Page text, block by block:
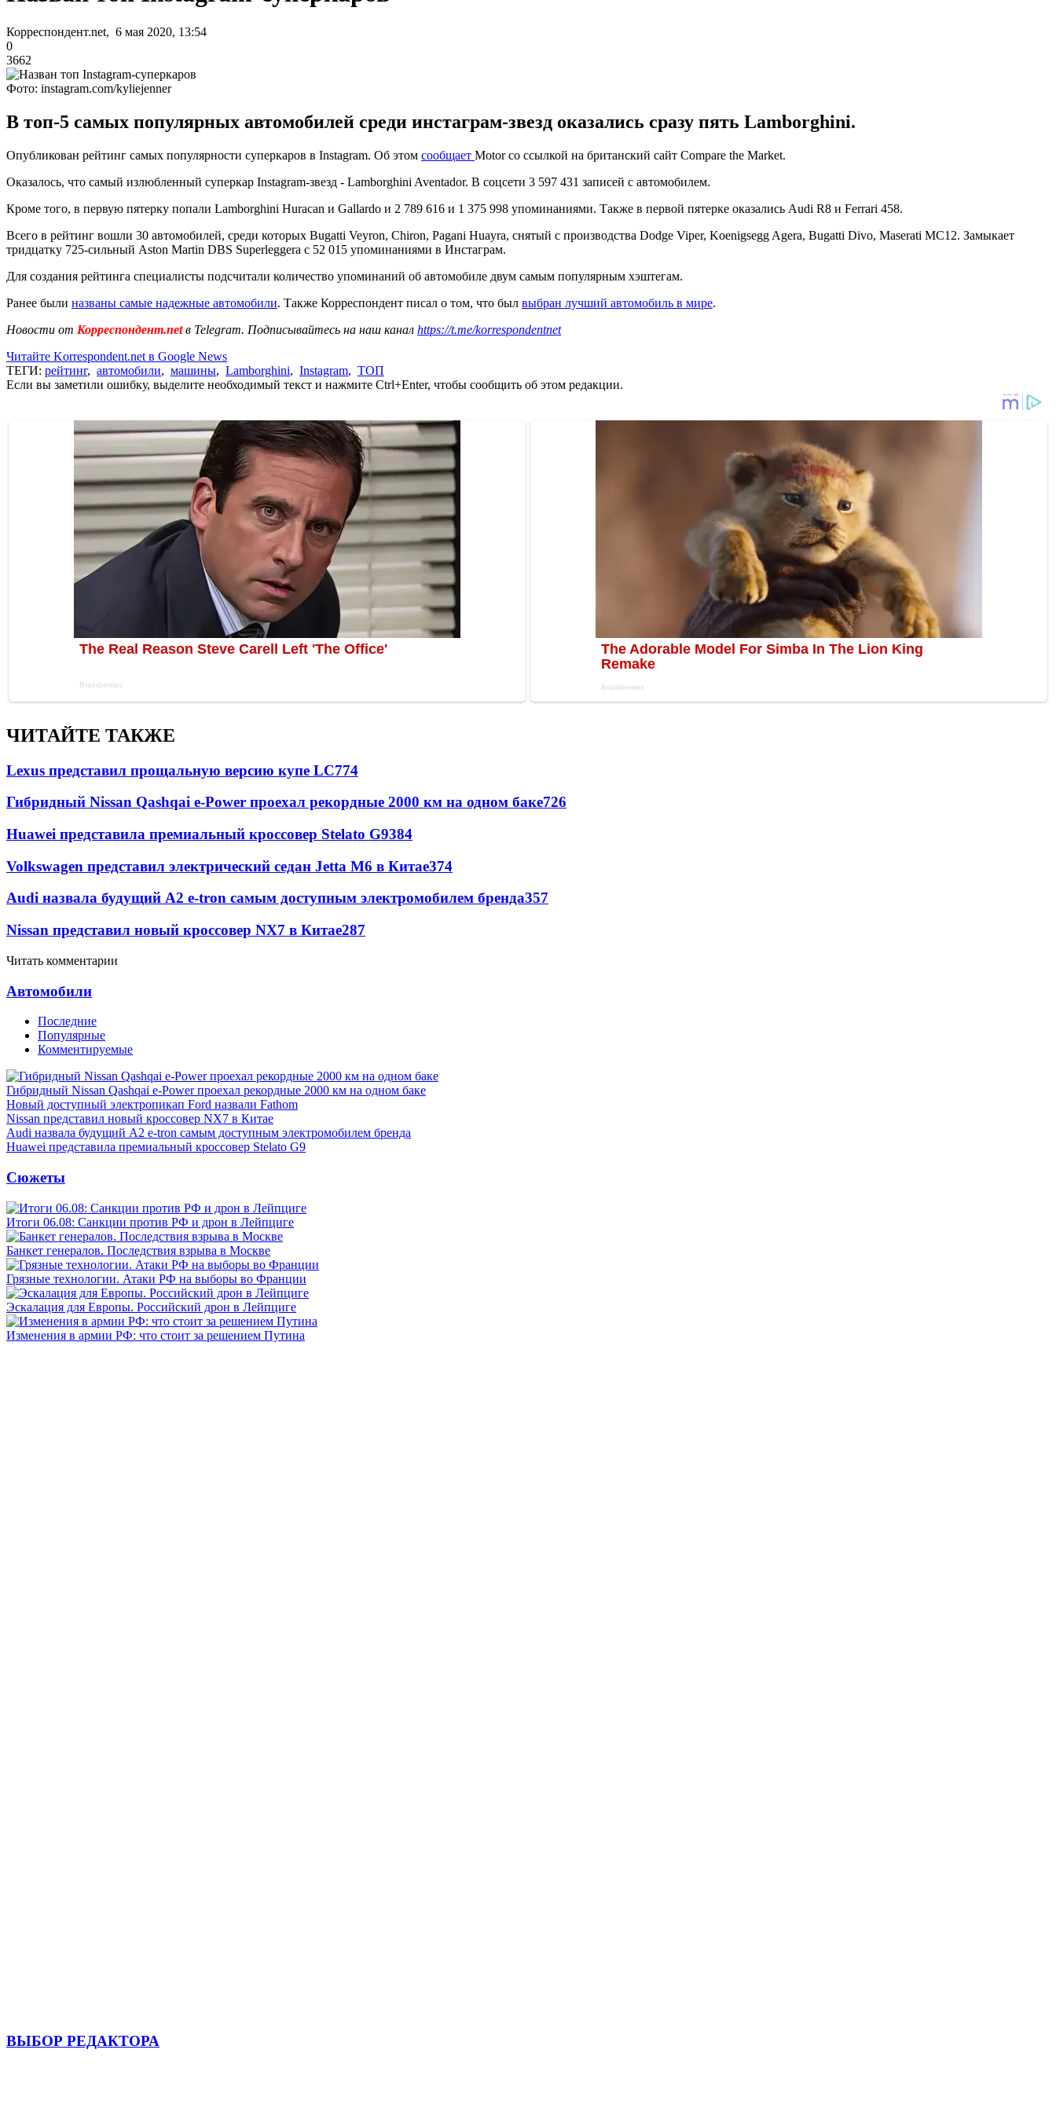
Корреспондент.net, 6 мая 2020, 13:54
0
3662
Фото: instagram.com/kyliejenner
В топ-5 самых популярных автомобилей среди инстаграм-звезд оказались сразу пять Lamborghini.
Опубликован рейтинг самых популярности суперкаров в Instagram. Об этом сообщает Motor со ссылкой на британский сайт Compare the Market.
Оказалось, что самый излюбленный суперкар Instagram-звезд - Lamborghini Aventador. В соцсети 3 597 431 записей с автомобилем.
Кроме того, в первую пятерку попали Lamborghini Huracan и Gallardo и 2 789 616 и 1 375 998 упоминаниями. Также в первой пятерке оказались Audi R8 и Ferrari 458.
Всего в рейтинг вошли 30 автомобилей, среди которых Bugatti Veyron, Chiron, Pagani Huayra, снятый с производства Dodge Viper, Koenigsegg Agera, Bugatti Divo, Maserati MC12. Замыкает
тридцатку 725-сильный Aston Martin DBS Superleggera с 52 015 упоминаниями в Инстаграм.
Для создания рейтинга специалисты подсчитали количество упоминаний об автомобиле двум самым популярным хэштегам.
Ранее были названы самые надежные автомобили. Также Корреспондент писал о том, что был выбран лучший автомобиль в мире.
Новости от Корреспондент.netв Telegram. Подписывайтесь на наш канал https://t.me/korrespondentnet
Читайте Korrespondent.net в Google News
ТЕГИ: рейтинг, автомобили, машины, Lamborghini, Instagram, ТОП
Если вы заметили ошибку, выделите необходимый текст и нажмите Ctrl+Enter, чтобы сообщить об этом редакции.
ЧИТАЙТЕ ТАКЖЕ
Lexus представил прощальную версию купе LC774
Гибридный Nissan Qashqai e-Power проехал рекордные 2000 км на одном баке726
Huawei представила премиальный кроссовер Stelato G9384
Volkswagen представил электрический седан Jetta M6 в Китае374
Audi назвала будущий A2 e-tron самым доступным электромобилем бренда357
Nissan представил новый кроссовер NX7 в Китае287
Читать комментарии
Автомобили
Последние
Популярные
Комментируемые
Гибридный Nissan Qashqai e-Power проехал рекордные 2000 км на одном баке
Новый доступный электропикап Ford назвали Fathom
Nissan представил новый кроссовер NX7 в Китае
Audi назвала будущий A2 e-tron самым доступным электромобилем бренда
Huawei представила премиальный кроссовер Stelato G9
Сюжеты
Итоги 06.08: Санкции против РФ и дрон в Лейпциге
Банкет генералов. Последствия взрыва в Москве
Грязные технологии. Атаки РФ на выборы во Франции
Эскалация для Европы. Российский дрон в Лейпциге
Изменения в армии РФ: что стоит за решением Путина
ВЫБОР РЕДАКТОРА